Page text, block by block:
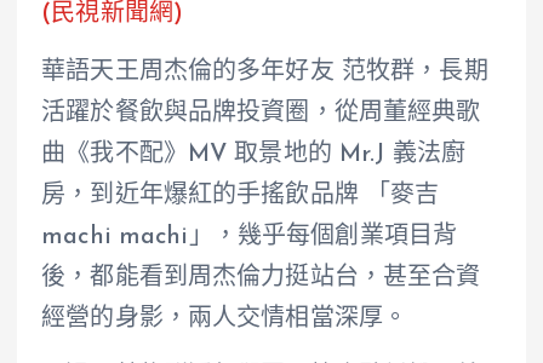
(民視新聞網)
華語天王周杰倫的多年好友 范牧群，長期
活躍於餐飲與品牌投資圈，從周董經典歌
曲《我不配》MV 取景地的 Mr.J 義法廚
房，到近年爆紅的手搖飲品牌 「麥吉
machi machi」，幾乎每個創業項目背
後，都能看到周杰倫力挺站台，甚至合資
經營的身影，兩人交情相當深厚。